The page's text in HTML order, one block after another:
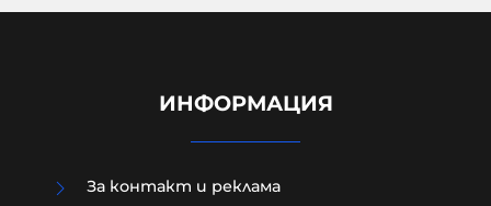
ИНФОРМАЦИЯ
За контакт и реклама